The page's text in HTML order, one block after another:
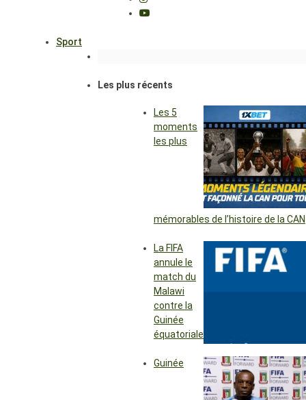
Sport
Les plus récents
Les 5
moments
les plus
mémorables de l’histoire de la CAN
La FIFA
annule le
match du
Malawi
contre la
Guinée
équatoriale
Guinée